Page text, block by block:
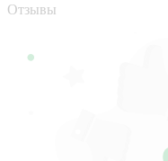
Отзывы